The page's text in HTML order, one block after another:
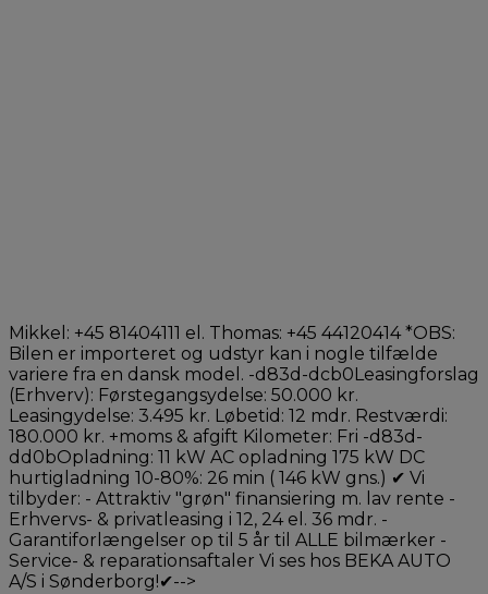
Mikkel: +45 81404111 el. Thomas: +45 44120414 *OBS:
Bilen er importeret og udstyr kan i nogle tilfælde
variere fra en dansk model. -d83d-dcb0Leasingforslag
(Erhverv): Førstegangsydelse: 50.000 kr.
Leasingydelse: 3.495 kr. Løbetid: 12 mdr. Restværdi:
180.000 kr. +moms & afgift Kilometer: Fri -d83d-
dd0bOpladning: 11 kW AC opladning 175 kW DC
hurtigladning 10-80%: 26 min ( 146 kW gns.) ✔ Vi
tilbyder: - Attraktiv "grøn" finansiering m. lav rente -
Erhvervs- & privatleasing i 12, 24 el. 36 mdr. -
Garantiforlængelser op til 5 år til ALLE bilmærker -
Service- & reparationsaftaler Vi ses hos BEKA AUTO
A/S i Sønderborg!✔-->